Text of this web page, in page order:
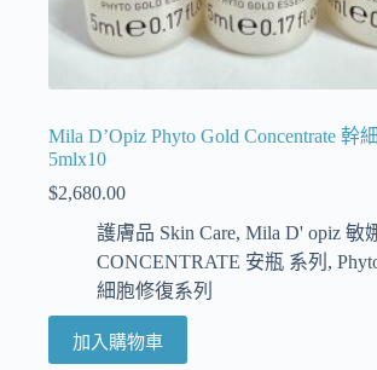
Mila D’Opiz Phyto Gold Concentrate 幹
5mlx10
$2,680.00
護膚品 Skin Care, Mila D' opiz 敏
CONCENTRATE 安瓶 系列 ,
細胞修復系列
加入購物車